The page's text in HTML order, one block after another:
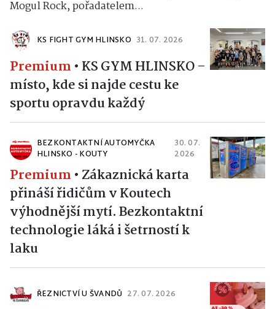
Mogul Rock, pořadatelem...
KS FIGHT GYM HLINSKO 31. 07. 2026
Premium • KS GYM HLINSKO –
místo, kde si najde cestu ke
sportu opravdu každý
BEZKONTAKTNÍ AUTOMYČKA
HLINSKO - KOUTY
30. 07.
2026
Premium • Zákaznická karta
přináší řidičům v Koutech
výhodnější mytí. Bezkontaktní
technologie láká i šetrností k
laku
ŘEZNICTVÍ U ŠVANDŮ 27. 07. 2026